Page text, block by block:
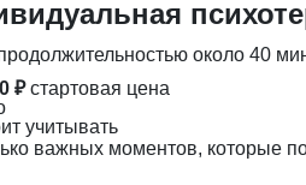
около 40
₽ стартовая цена
учитывать
важных моментов, которые